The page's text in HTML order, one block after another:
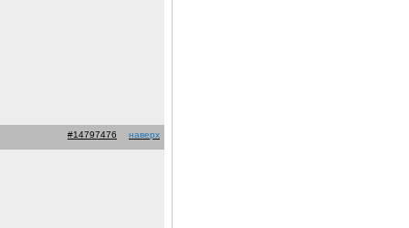
#14797476 наверх